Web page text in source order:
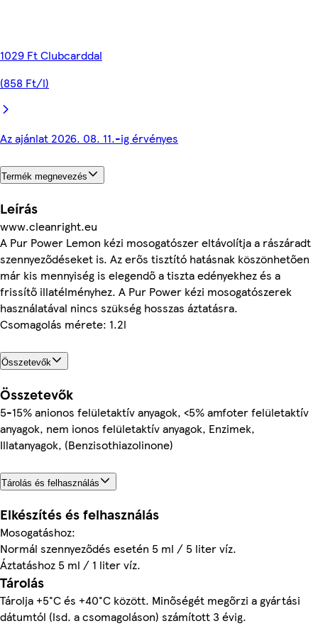
1029 Ft Clubcarddal
(858 Ft/l)
Az ajánlat 2026. 08. 11.-ig érvényes
Termék megnevezés
Leírás
www.cleanright.eu
A Pur Power Lemon kézi mosogatószer eltávolítja a rászáradt
szennyeződéseket is. Az erős tisztító hatásnak köszönhetően
már kis mennyiség is elegendő a tiszta edényekhez és a
frissítő illatélményhez. A Pur Power kézi mosogatószerek
használatával nincs szükség hosszas áztatásra.
Csomagolás mérete: 1.2l
Összetevők
Összetevők
5-15% anionos felületaktív anyagok, <5% amfoter felületaktív
anyagok, nem ionos felületaktív anyagok, Enzimek,
Illatanyagok, (Benzisothiazolinone)
Tárolás és felhasználás
Elkészítés és felhasználás
Mosogatáshoz:
Normál szennyeződés esetén 5 ml / 5 liter víz.
Áztatáshoz 5 ml / 1 liter víz.
Tárolás
Tárolja +5°C és +40°C között. Minőségét megőrzi a gyártási
dátumtól (lsd. a csomagoláson) számított 3 évig.